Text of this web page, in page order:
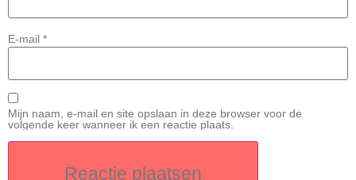
E-mail *
Mijn naam, e-mail en site opslaan in deze browser voor de
volgende keer wanneer ik een reactie plaats.